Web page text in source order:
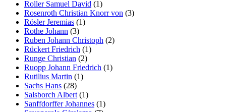
Roller Samuel David (1)
Rosenroth Christian Knorr von (3)
Rösler Jeremias (1)
Rothe Johann (3)
Ruben Johann Christoph (2)
Rückert Friedrich (1)
Runge Christian (2)
Ruopp Johann Friedrich (1)
Rutilius Martin (1)
Sachs Hans (28)
Salsborch Albert (1)
Sanffdorffer Johannes (1)